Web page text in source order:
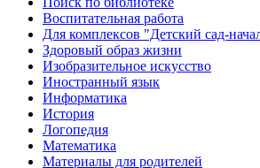
Воспитательная работа
Для комплексов "Детский сад-
Здоровый образ жизни
Изобразительное искусство
Иностранный язык
Информатика
История
Логопедия
Математика
Материалы для родителей